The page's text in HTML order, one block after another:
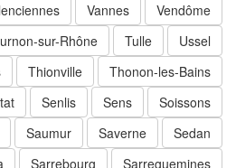
Vendôme
Vannes
Valenciennes
Ussel
Tulle
Tournon-sur-Rhône
Thonon-les-Bains
Thionville
Soissons
Sens
Senlis
Sedan
Saverne
Saumur
Sarreguemines
Sarrebourg